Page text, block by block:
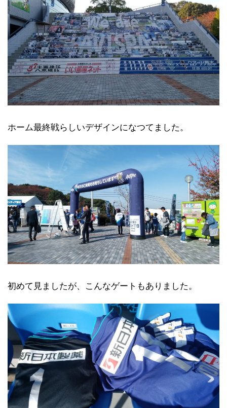
ホーム最終戦らしいデザインになつてました。
初めて見ましたが、こんなゲートもありました。